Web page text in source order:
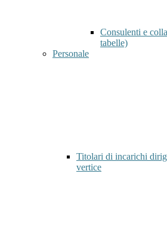
Consulenti e
tabelle)
Personale
Titolari di incarichi
vertice